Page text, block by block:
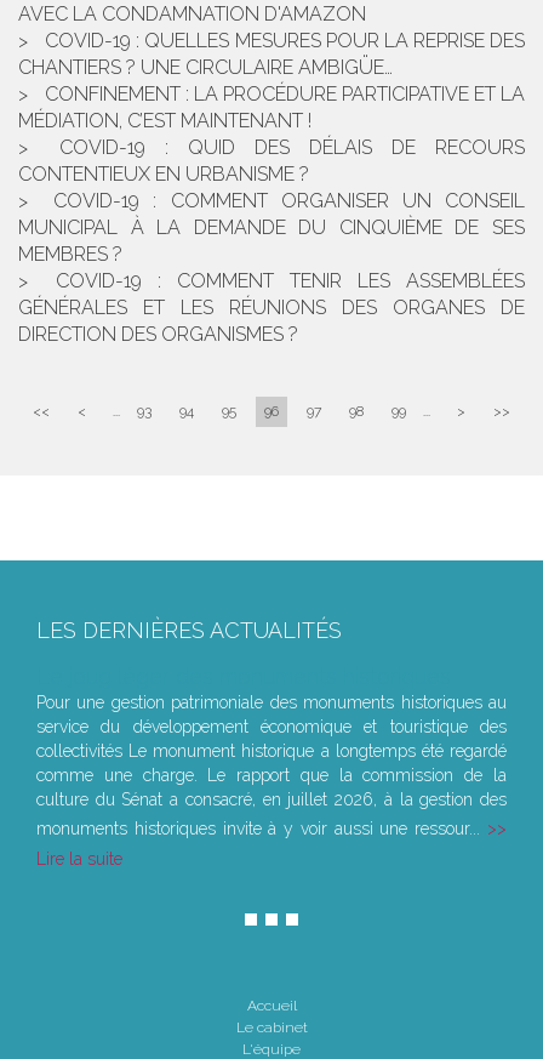
AVEC LA CONDAMNATION D'AMAZON
COVID-19 : QUELLES MESURES POUR LA REPRISE DES
CHANTIERS ? UNE CIRCULAIRE AMBIGÜE…
CONFINEMENT : LA PROCÉDURE PARTICIPATIVE ET LA
MÉDIATION, C’EST MAINTENANT !
COVID-19 : QUID DES DÉLAIS DE RECOURS
CONTENTIEUX EN URBANISME ?
COVID-19 : COMMENT ORGANISER UN CONSEIL
MUNICIPAL À LA DEMANDE DU CINQUIÈME DE SES
MEMBRES ?
COVID-19 : COMMENT TENIR LES ASSEMBLÉES
GÉNÉRALES ET LES RÉUNIONS DES ORGANES DE
DIRECTION DES ORGANISMES ?
<< < ... 93 94 95 96 97 98 99 ... > >>
LES DERNIÈRES ACTUALITÉS
Pour une gestion patrimoniale des monuments historiques au
service du développement économique et touristique des
collectivités Le monument historique a longtemps été regardé
comme une charge. Le rapport que la commission de la
culture du Sénat a consacré, en juillet 2026, à la gestion des
monuments historiques invite à y voir aussi une ressour...
Lire la suite
Accueil
Le cabinet
L'équipe